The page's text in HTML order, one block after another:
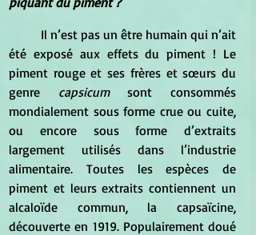
été exposé aux effets du piment ! Le
piment rouge et ses frères et sœurs du
genre capsicum sont consommés
mondialement sous forme crue ou cuite,
ou encore sous forme d’extraits
largement utilisés dans l’industrie
alimentaire. Toutes les espèces de
piment et leurs extraits contiennent un
alcaloïde commun, la capsaïcine,
découverte en 1919. Populairement doué